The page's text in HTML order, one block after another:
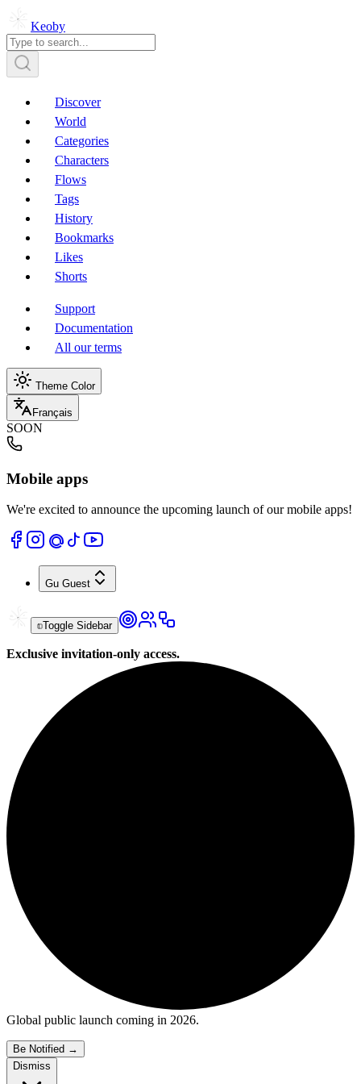
Keoby
Discover
World
Categories
Characters
Flows
Tags
History
Bookmarks
Likes
Shorts
Support
Documentation
All our terms
Theme Color
Français
SOON
Mobile apps
We're excited to announce the upcoming launch of our mobile apps!
Gu Guest
Toggle Sidebar
Exclusive invitation-only access.
Global public launch coming in 2026.
Be Notified →
Dismiss